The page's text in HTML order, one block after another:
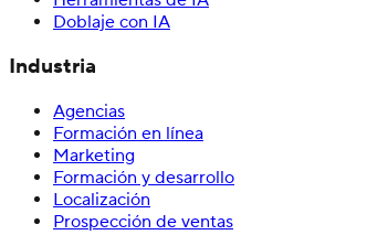
Doblaje con IA
Industria
Agencias
Formación en línea
Marketing
Formación y desarrollo
Localización
Prospección de ventas